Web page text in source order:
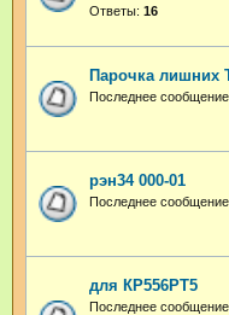
Ответы: 16
Парочка лишних
Последнее сообщение
рэн34 000-01
Последнее сообщение
для КР556РТ5
Последнее сообщение